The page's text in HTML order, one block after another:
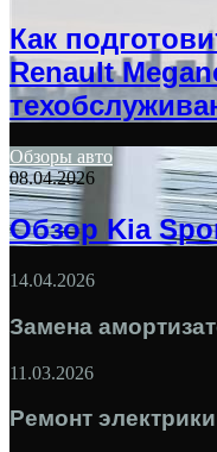
Как
Renault
Обзоры авто
08.04.2026
Обзор Kia
14.04.2026
Замена
11.03.2026
Ремонт